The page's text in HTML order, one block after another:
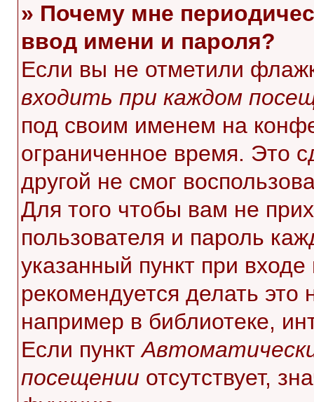
» Почему мне
ввод имени и пароля?
Если вы не отметили
входить при каждом
под своим именем на
ограниченное время. Это
другой не смог
Для того чтобы вам не
пользователя и пароль
указанный пункт при
рекомендуется делать
например в библиотеке,
Если пункт
посещении отсутствует,